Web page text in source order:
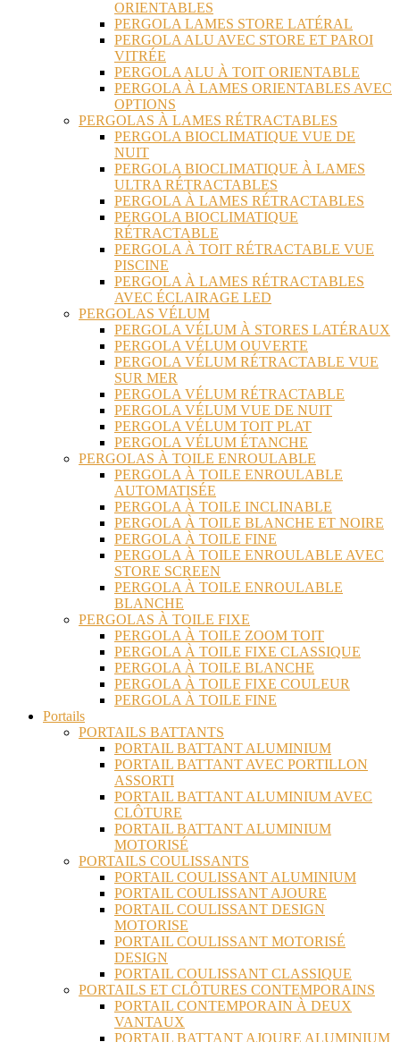
ORIENTABLES
PERGOLA LAMES STORE LATÉRAL
PERGOLA ALU AVEC STORE ET PAROI
VITRÉE
PERGOLA ALU À TOIT ORIENTABLE
PERGOLA À LAMES ORIENTABLES AVEC
OPTIONS
PERGOLAS À LAMES RÉTRACTABLES
PERGOLA BIOCLIMATIQUE VUE DE
NUIT
PERGOLA BIOCLIMATIQUE À LAMES
ULTRA RÉTRACTABLES
PERGOLA À LAMES RÉTRACTABLES
PERGOLA BIOCLIMATIQUE
RÉTRACTABLE
PERGOLA À TOIT RÉTRACTABLE VUE
PISCINE
PERGOLA À LAMES RÉTRACTABLES
AVEC ÉCLAIRAGE LED
PERGOLAS VÉLUM
PERGOLA VÉLUM À STORES LATÉRAUX
PERGOLA VÉLUM OUVERTE
PERGOLA VÉLUM RÉTRACTABLE VUE
SUR MER
PERGOLA VÉLUM RÉTRACTABLE
PERGOLA VÉLUM VUE DE NUIT
PERGOLA VÉLUM TOIT PLAT
PERGOLA VÉLUM ÉTANCHE
PERGOLAS À TOILE ENROULABLE
PERGOLA À TOILE ENROULABLE
AUTOMATISÉE
PERGOLA À TOILE INCLINABLE
PERGOLA À TOILE BLANCHE ET NOIRE
PERGOLA À TOILE FINE
PERGOLA À TOILE ENROULABLE AVEC
STORE SCREEN
PERGOLA À TOILE ENROULABLE
BLANCHE
PERGOLAS À TOILE FIXE
PERGOLA À TOILE ZOOM TOIT
PERGOLA À TOILE FIXE CLASSIQUE
PERGOLA À TOILE BLANCHE
PERGOLA À TOILE FIXE COULEUR
PERGOLA À TOILE FINE
Portails
PORTAILS BATTANTS
PORTAIL BATTANT ALUMINIUM
PORTAIL BATTANT AVEC PORTILLON
ASSORTI
PORTAIL BATTANT ALUMINIUM AVEC
CLÔTURE
PORTAIL BATTANT ALUMINIUM
MOTORISÉ
PORTAILS COULISSANTS
PORTAIL COULISSANT ALUMINIUM
PORTAIL COULISSANT AJOURE
PORTAIL COULISSANT DESIGN
MOTORISE
PORTAIL COULISSANT MOTORISÉ
DESIGN
PORTAIL COULISSANT CLASSIQUE
PORTAILS ET CLÔTURES CONTEMPORAINS
PORTAIL CONTEMPORAIN À DEUX
VANTAUX
PORTAIL BATTANT AJOURE ALUMINIUM